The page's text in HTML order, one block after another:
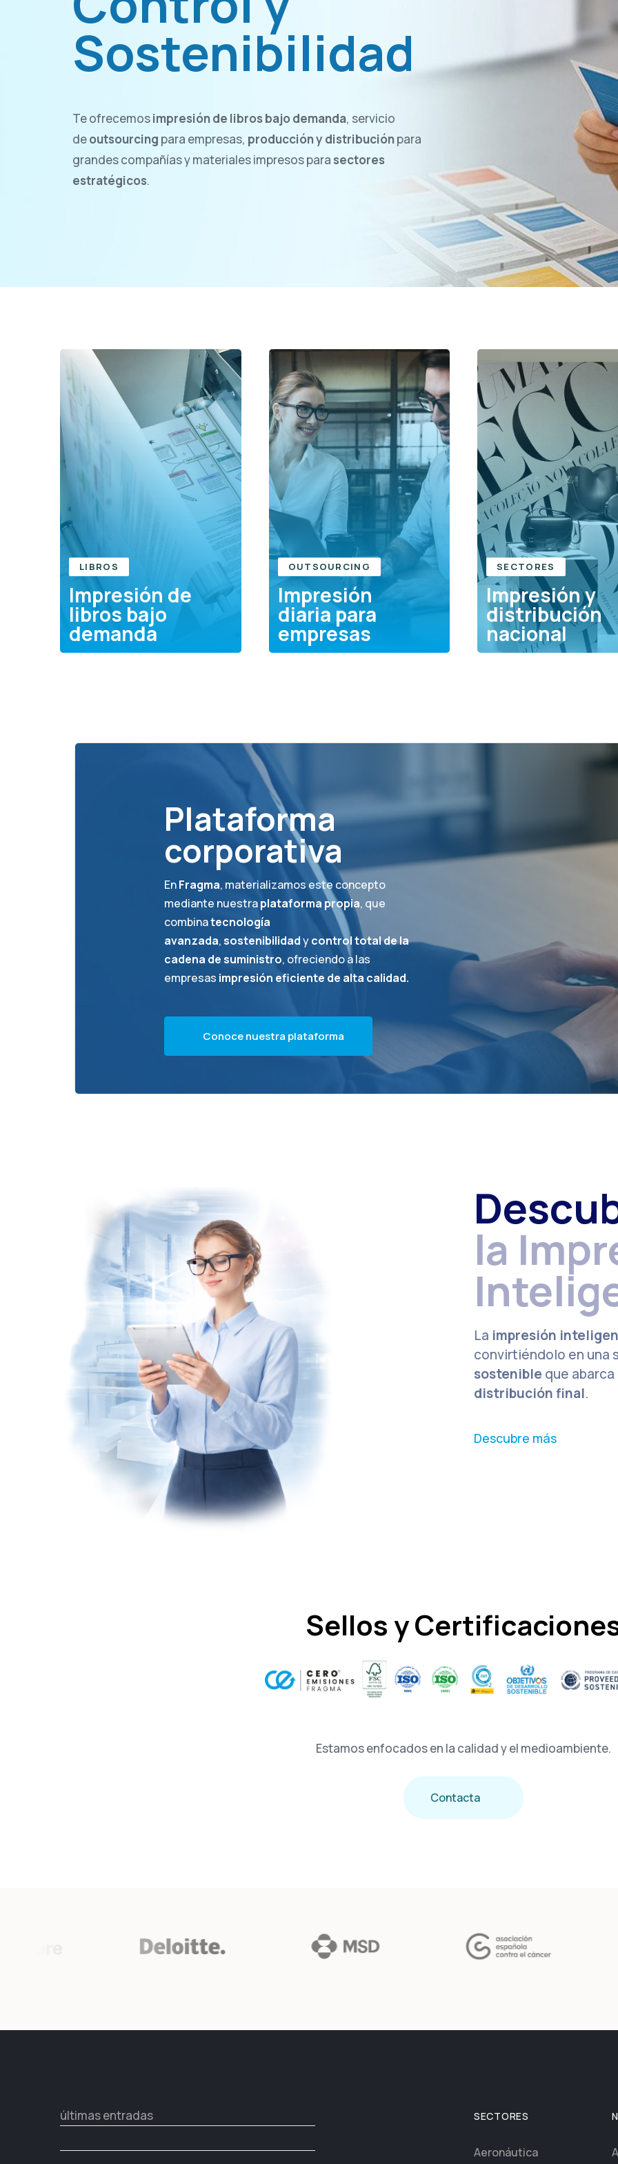
Sostenibilidad
Te ofrecemosimpresión de libros bajo demanda, servicio
deoutsourcing para empresas, producción y distribuciónpara
grandes compañías y materiales impresos para sectores
estratégicos.
LIBROS
Impresión de
libros bajo
demanda
OUTSOURCING
Impresión
diaria para
empresas
SECTORES
Impresión y
distribución
nacional
Plataforma
corporativa
EnFragma, materializamos este concepto
mediante nuestraplataforma propia, que
combinatecnología
avanzada,sostenibilidadycontrol total de la
cadena de suministro, ofreciendo a las
empresas impresión eficiente de alta calidad.
Conocenuestra plataforma
la
La impresión
convirtiéndolo en una
sostenible que
distribución final.
Descubre más
Sellos y
Estamos enfocados en la calidad y el medioambiente.
Contacta
últimas entradas SECTORES
Aeronáutica